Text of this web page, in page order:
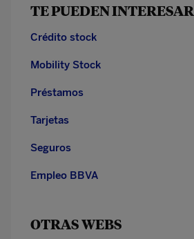
TE PUEDEN INTERESAR
Crédito stock
Mobility Stock
Préstamos
Tarjetas
Seguros
Empleo BBVA
OTRAS WEBS